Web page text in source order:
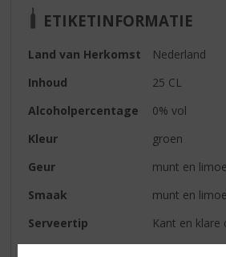
ETIKETINFORMATIE
Land van Herkomst
Nederland
Inhoud
25 CL
Alcoholpercentage
0% vol
Kleur
groen
Geur
munt en
Smaak
munt en
Serveertip
Kant en klare